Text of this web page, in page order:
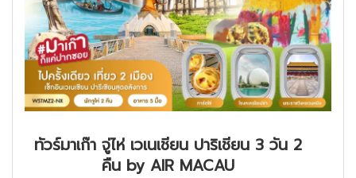
ทัวร์มาเก๊า จู่ไห่ เวเนเชียน ปาริเชียน 3 วัน 2
คืน by AIR MACAU